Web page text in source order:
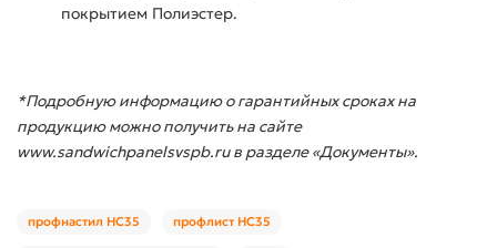
покрытием Полиэстер.
*Подробную информацию о гарантийных сроках на
продукцию можно получить на сайте
www.sandwichpanelsvspb.ru в разделе «Документы».
профнастил НС35 профлист НС35